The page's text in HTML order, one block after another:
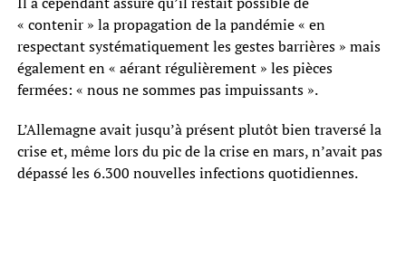
« contenir » la propagation de la pandémie « en
respectant systématiquement les gestes barrières » mais
également en « aérant régulièrement » les pièces
fermées: « nous ne sommes pas impuissants ».
L’Allemagne avait jusqu’à présent plutôt bien traversé la
crise et, même lors du pic de la crise en mars, n’avait pas
dépassé les 6.300 nouvelles infections quotidiennes.